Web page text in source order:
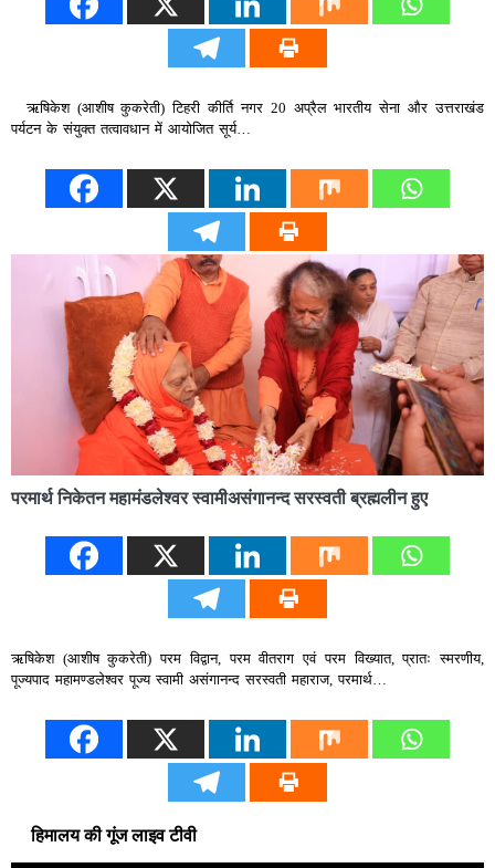
ऋषिकेश (आशीष कुकरेती) टिहरी कीर्ति नगर 20 अप्रैल भारतीय सेना और उत्तराखंड
पर्यटन के संयुक्त तत्वावधान में आयोजित सूर्य…
परमार्थ निकेतन महामंडलेश्वर स्वामीअसंगानन्द सरस्वती ब्रह्मलीन हुए
ऋषिकेश (आशीष कुकरेती) परम विद्वान, परम वीतराग एवं परम विख्यात, प्रातः स्मरणीय,
पूज्यपाद महामण्डलेश्वर पूज्य स्वामी असंगानन्द सरस्वती महाराज, परमार्थ…
हिमालय की गूंज लाइव टीवी